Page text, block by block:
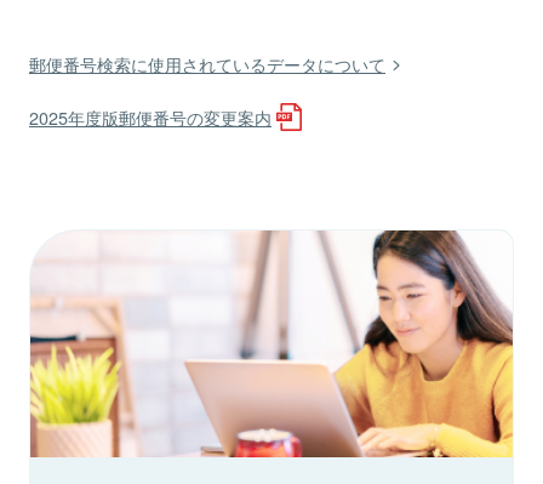
郵便番号検索に使用されているデータについて
2025年度版郵便番号の変更案内